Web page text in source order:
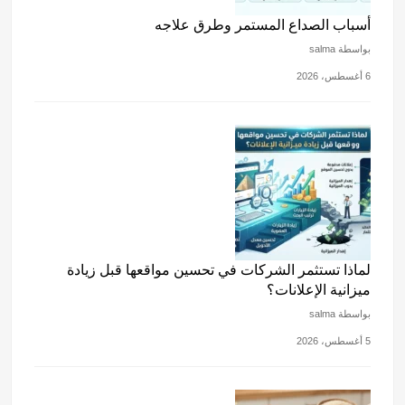
أسباب الصداع المستمر وطرق علاجه
بواسطة salma
6 أغسطس، 2026
لماذا تستثمر الشركات في تحسين مواقعها قبل زيادة
ميزانية الإعلانات؟
بواسطة salma
5 أغسطس، 2026